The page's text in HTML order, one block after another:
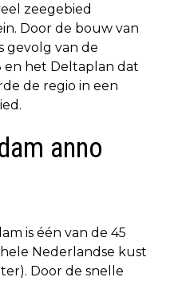
zeegebied
Door de bouw van
gevolg van de
en het Deltaplan dat
de regio in een
anno
is één van de 45
Nederlandse kust
Door de snelle